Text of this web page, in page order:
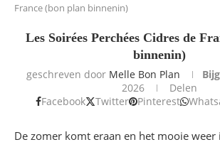
France (bon plan binnenin)
Les Soirées Perchées Cidres de
binnenin)
geschreven door Melle Bon Plan
2026
Delen
Facebook
Twitter Pinterest
De zomer komt eraan en het mooie weer